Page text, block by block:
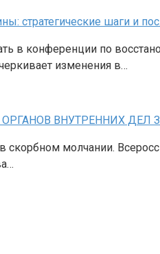
стратегические шаги и
в конференции по
изменения в…
ВНУТРЕННИХ
скорбном молчании.